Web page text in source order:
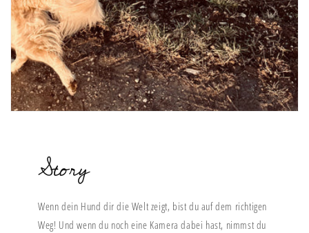
Story
Wenn dein Hund dir die Welt zeigt, bist du auf dem richtigen
Weg! Und wenn du noch eine Kamera dabei hast, nimmst du